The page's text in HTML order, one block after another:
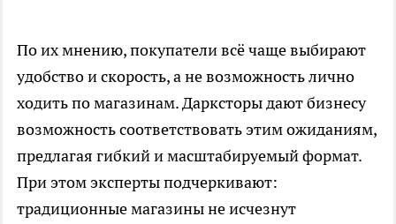
По их мнению, покупатели всё чаще выбирают
удобство и скорость, а не возможность лично
ходить по магазинам. Дарксторы дают бизнесу
возможность соответствовать этим ожиданиям,
предлагая гибкий и масштабируемый формат.
При этом эксперты подчеркивают:
традиционные магазины не исчезнут